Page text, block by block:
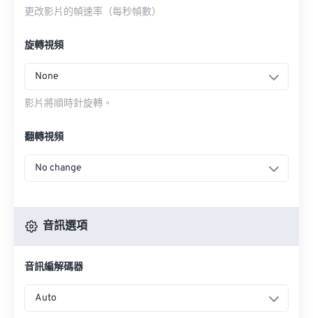
更改影片的幀速率（每秒幀數）
旋轉視頻
None
影片將順時針旋轉。
翻轉視頻
No change
音訊選項
音訊編解碼器
Auto